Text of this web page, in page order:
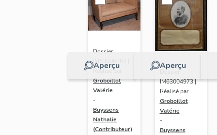
Aperçu
Dossier
IM63006362 |
Réalisé par
Groboillot
Valérie
-
Buyssens
Nathalie
(Contributeur)
Aperçu
Dossier
IM63004973 |
Réalisé par
Groboillot
Valérie
-
Buyssens